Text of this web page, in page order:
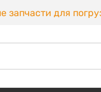
запчасти для